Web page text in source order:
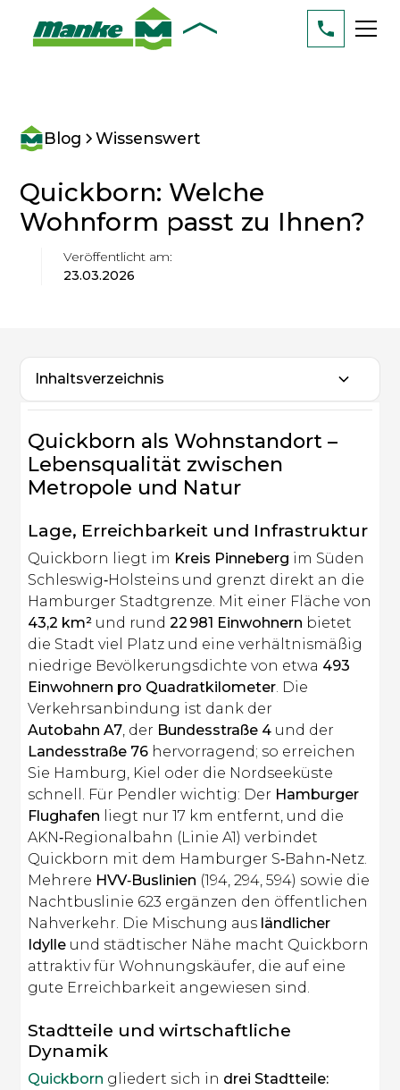
Blog Wissenswert
Quickborn: Welche
Wohnform passt zu Ihnen?
Veröffentlicht am:
23.03.2026
Inhaltsverzeichnis
Quickborn als Wohnstandort –
Lebensqualität zwischen
Metropole und Natur
Lage, Erreichbarkeit und Infrastruktur
Quickborn liegt im Kreis Pinneberg im Süden
Schleswig‑Holsteins und grenzt direkt an die
Hamburger Stadtgrenze. Mit einer Fläche von
43,2 km² und rund22 981 Einwohnern bietet
die Stadt viel Platz und eine verhältnismäßig
niedrige Bevölkerungsdichte von etwa 493
Einwohnern pro Quadratkilometer . Die
Verkehrsanbindung ist dank der
Autobahn A7 , der Bundesstraße 4 und der
Landesstraße 76 hervorragend; so erreichen
Sie Hamburg, Kiel oder die Nordseeküste
schnell. Für Pendler wichtig: Der Hamburger
Flughafen liegt nur 17 km entfernt, und die
AKN‑Regionalbahn (Linie A1) verbindet
Quickborn mit dem Hamburger S‑Bahn‑Netz.
Mehrere HVV‑Buslinien (194, 294, 594) sowie die
Nachtbuslinie 623 ergänzen den öffentlichen
Nahverkehr. Die Mischung aus ländlicher
Idylle und städtischer Nähe macht Quickborn
attraktiv für Wohnungskäufer, die auf eine
gute Erreichbarkeit angewiesen sind.
Stadtteile und wirtschaftliche
Dynamik
Quickborn gliedert sich in drei Stadtteile: